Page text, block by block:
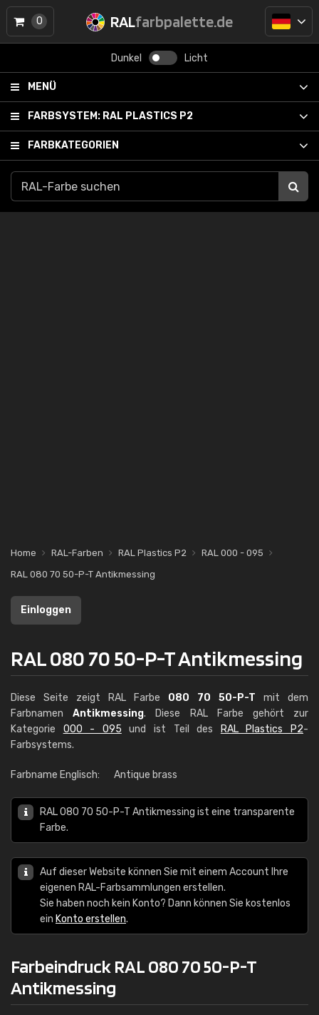
RALfarbpalette.de
Dunkel Licht
MENÜ
FARBSYSTEM: RAL PLASTICS P2
FARBKATEGORIEN
0
Home RAL-Farben RAL Plastics P2
RAL 000 - 095
RAL 080 70 50-P-T Antikmessing
Einloggen
RAL 080 70 50-P-T Antikmessing
Diese Seite zeigt RAL Farbe 080 70 50-P-T mit dem
FarbnamenAntikmessing. Diese RAL Farbe gehört zur
Kategorie 000 - 095 und ist Teil des RAL Plastics P2-
Farbsystems.
Farbname Englisch: Antique brass
RAL 080 70 50-P-T Antikmessing ist eine transparente
Farbe.
Auf dieser Website können Sie mit einem Account Ihre
eigenen RAL-Farbsammlungen erstellen.
Sie haben noch kein Konto? Dann können Sie kostenlos
ein Konto erstellen.
Farbeindruck RAL 080 70 50-P-T
Antikmessing